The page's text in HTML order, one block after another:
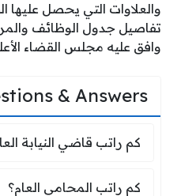
والعلاوات التي يحصل عليها
تفاصيل جدول الوظائف
وافق عليه مجلس القضاء
& Answers
كم راتب قاضي
كم راتب قاضي النيابة
كم راتب المحامي
كم راتب المحامي العام؟